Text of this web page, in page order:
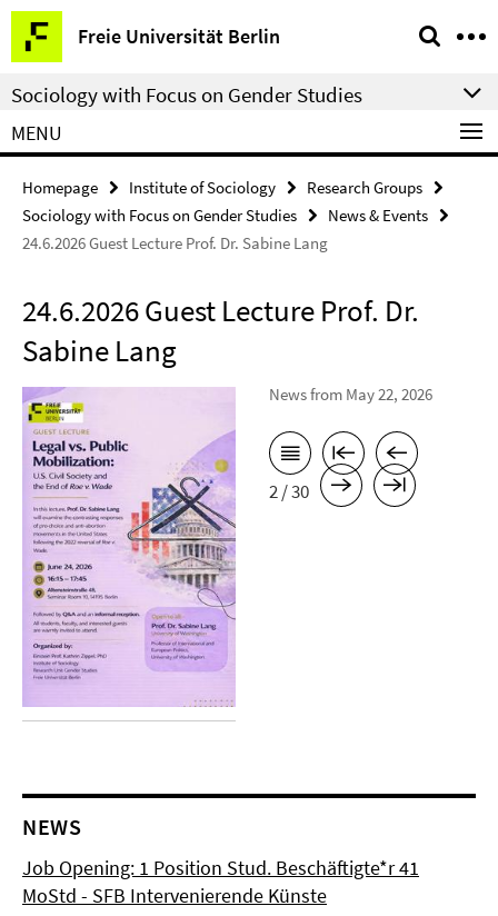
Springe
direkt
zu
Inhalt
Freie Universität Berlin
Service
Navigation
Sociology with Focus on Gender Studies
MENU
Homepage Institute of Sociology
Research Groups
Sociology with Focus on Gender Studies
News & Events
24.6.2026 Guest Lecture Prof. Dr. Sabine Lang
24.6.2026 Guest Lecture Prof. Dr.
Sabine Lang
News from May 22, 2026
2 / 30
NEWS
Job Opening: 1 Position Stud. Beschäftigte*r 41
MoStd - SFB Intervenierende Künste